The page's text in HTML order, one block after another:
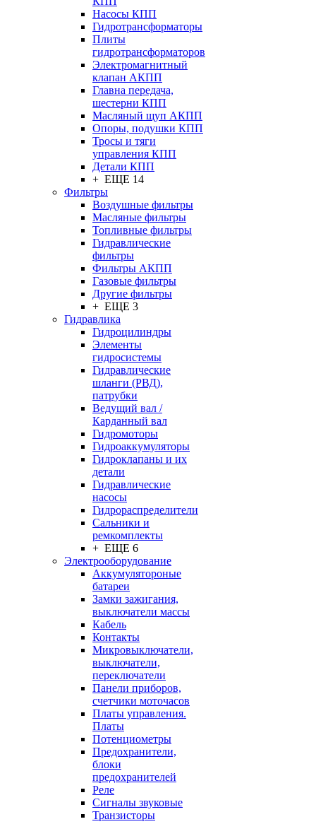
Насосы КПП
Гидротрансформаторы
Плиты
гидротрансформаторов
Электромагнитный
клапан АКПП
Главна передача,
шестерни КПП
Масляный щуп АКПП
Опоры, подушки КПП
Тросы и тяги
управления КПП
Детали КПП
+ ЕЩЕ 14
Фильтры
Воздушные фильтры
Масляные фильтры
Топливные фильтры
Гидравлические
фильтры
Фильтры АКПП
Газовые фильтры
Другие фильтры
+ ЕЩЕ 3
Гидравлика
Гидроцилиндры
Элементы
гидросистемы
Гидравлические
шланги (РВД),
патрубки
Ведущий вал /
Карданный вал
Гидромоторы
Гидроаккумуляторы
Гидроклапаны и их
детали
Гидравлические
насосы
Гидрораспределители
Сальники и
ремкомплекты
+ ЕЩЕ 6
Электрооборудование
Аккумулятороные
батареи
Замки зажигания,
выключатели массы
Кабель
Контакты
Микровыключатели,
выключатели,
переключатели
Панели приборов,
счетчики моточасов
Платы управления.
Платы
Потенциометры
Предохранители,
блоки
предохранителей
Реле
Сигналы звуковые
Транзисторы